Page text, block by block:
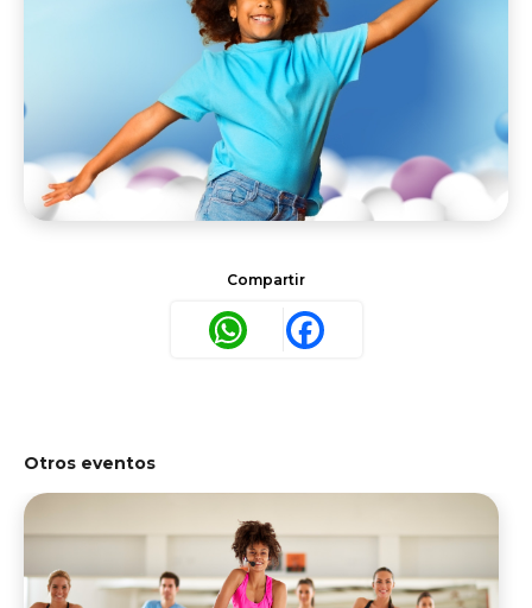
Compartir
WhatsAppFacebook
Otros eventos